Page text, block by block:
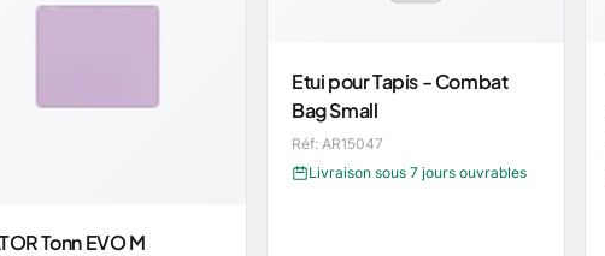
Tonn EVO M
Etui pour Tapis - Combat
Bag Small
Réf: AR15047
Livraison sous 7 jours ouvrables